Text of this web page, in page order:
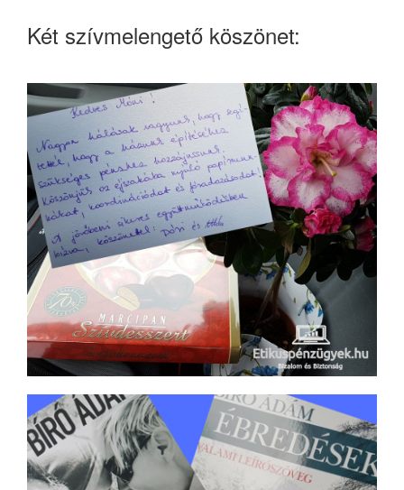
Két szívmelengető köszönet: